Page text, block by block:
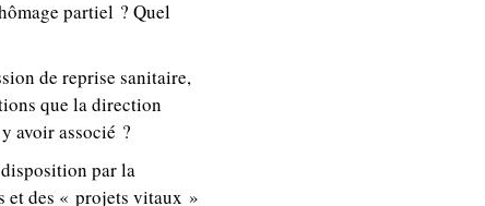
partiel ? Quel
de reprise sanitaire,
que la direction
avoir associé ?
par la
et des « projets vitaux »